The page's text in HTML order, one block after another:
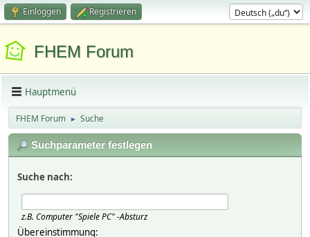
Einloggen Registrieren
FHEM Forum
Hauptmenü
FHEM Forum ► Suche
Suchparameter festlegen
Suche nach:
z.B. Computer "Spiele PC" -Absturz
Übereinstimmung: